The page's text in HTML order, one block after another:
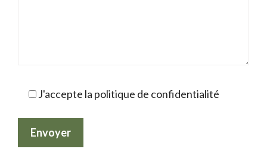
J'accepte la politique de confidentialité